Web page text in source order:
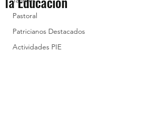
Pastoral
Patricianos Destacados
Actividades PIE